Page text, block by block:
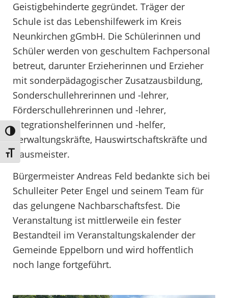
Umschalten auf hohe Kontraste
Schrift vergrößern
Geistigbehinderte gegründet. Träger der
Schule ist das Lebenshilfewerk im Kreis
Neunkirchen gGmbH. Die Schülerinnen und
Schüler werden von geschultem Fachpersonal
betreut, darunter Erzieherinnen und Erzieher
mit sonderpädagogischer Zusatzausbildung,
Sonderschullehrerinnen und -lehrer,
Förderschullehrerinnen und -lehrer,
Integrationshelferinnen und -helfer,
Verwaltungskräfte, Hauswirtschaftskräfte und
Hausmeister.
Bürgermeister Andreas Feld bedankte sich bei
Schulleiter Peter Engel und seinem Team für
das gelungene Nachbarschaftsfest. Die
Veranstaltung ist mittlerweile ein fester
Bestandteil im Veranstaltungskalender der
Gemeinde Eppelborn und wird hoffentlich
noch lange fortgeführt.